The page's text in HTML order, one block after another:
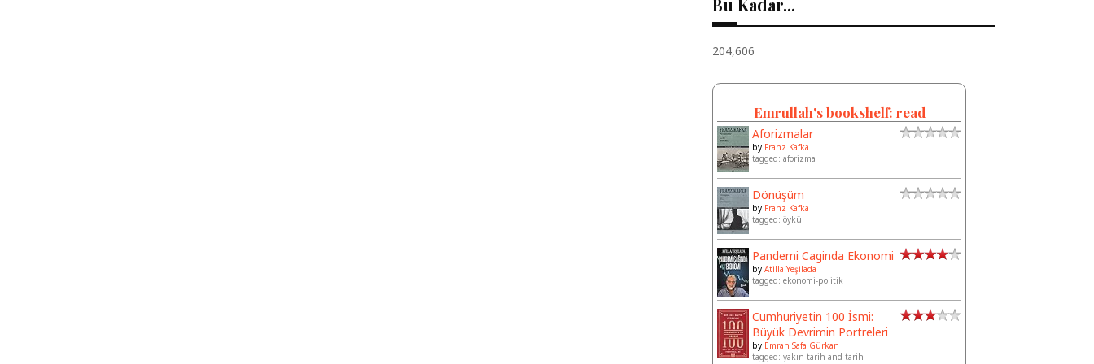
Bu Kadar...
204,606
Emrullah's bookshelf: read
Aforizmalar
by Franz Kafka
tagged: aforizma
Dönüşüm
by Franz Kafka
tagged: öykü
Pandemi Caginda Ekonomi
byAtilla Yeşilada
tagged: ekonomi-politik
Cumhuriyetin 100 İsmi:
Büyük Devrimin Portreleri
by Emrah Safa Gürkan
tagged: yakın-tarih and tarih